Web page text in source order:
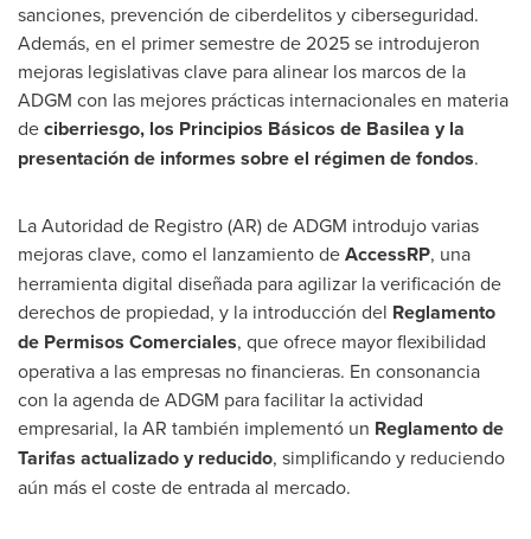
sanciones, prevención de ciberdelitos y ciberseguridad.
Además, en el primer semestre de 2025 se introdujeron
mejoras legislativas clave para alinear los marcos de la
ADGM con las mejores prácticas internacionales en materia
deciberriesgo, los Principios Básicos de Basilea y la
presentación de informes sobre el régimen de fondos.
La Autoridad de Registro (AR) de ADGM introdujo varias
mejoras clave, como el lanzamiento deAccessRP, una
herramienta digital diseñada para agilizar la verificación de
derechos de propiedad, y la introducción del Reglamento
de Permisos Comerciales, que ofrece mayor flexibilidad
operativa a las empresas no financieras. En consonancia
con la agenda de ADGM para facilitar la actividad
empresarial, la AR también implementó un Reglamento de
Tarifas actualizado y reducido, simplificando y reduciendo
aún más el coste de entrada al mercado.